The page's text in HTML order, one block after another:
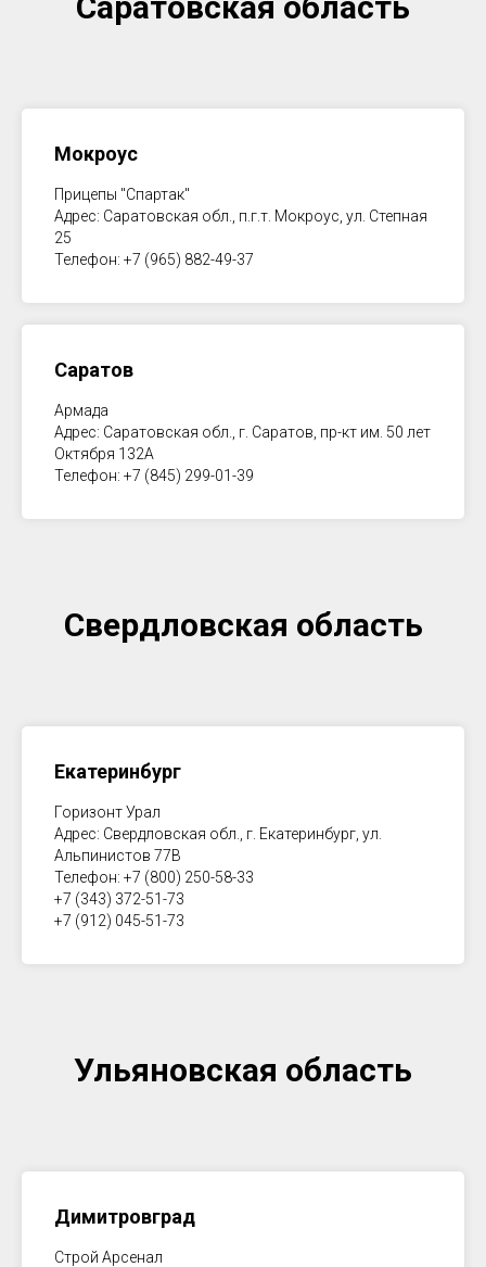
Мокроус
Прицепы "Спартак"
Адрес: Саратовская обл., п.г.т. Мокроус, ул. Степная
25
Телефон: +7 (965) 882-49-37
Саратов
Армада
Адрес: Саратовская обл., г. Саратов, пр-кт им. 50 лет
Октября 132А
Телефон: +7 (845) 299-01-39
Свердловская область
Екатеринбург
Горизонт Урал
Адрес: Свердловская обл., г. Екатеринбург, ул.
Альпинистов 77В
Телефон: +7 (800) 250-58-33
+7 (343) 372-51-73
+7 (912) 045-51-73
Ульяновская область
Димитровград
Строй Арсенал